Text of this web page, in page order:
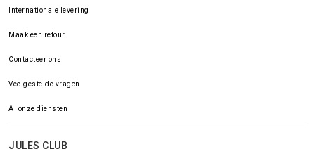
Internationale levering
Maak een retour
Contacteer ons
Veelgestelde vragen
Al onze diensten
JULES CLUB